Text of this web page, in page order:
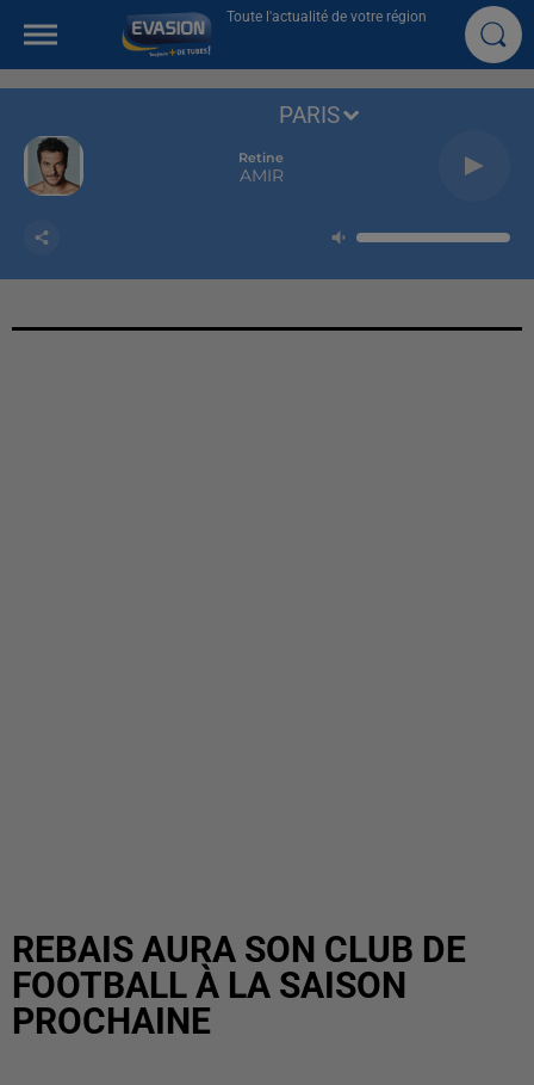
Toute l'actualité de votre région
Retine
AMIR
PARIS
REBAIS AURA SON CLUB DE
FOOTBALL À LA SAISON
PROCHAINE